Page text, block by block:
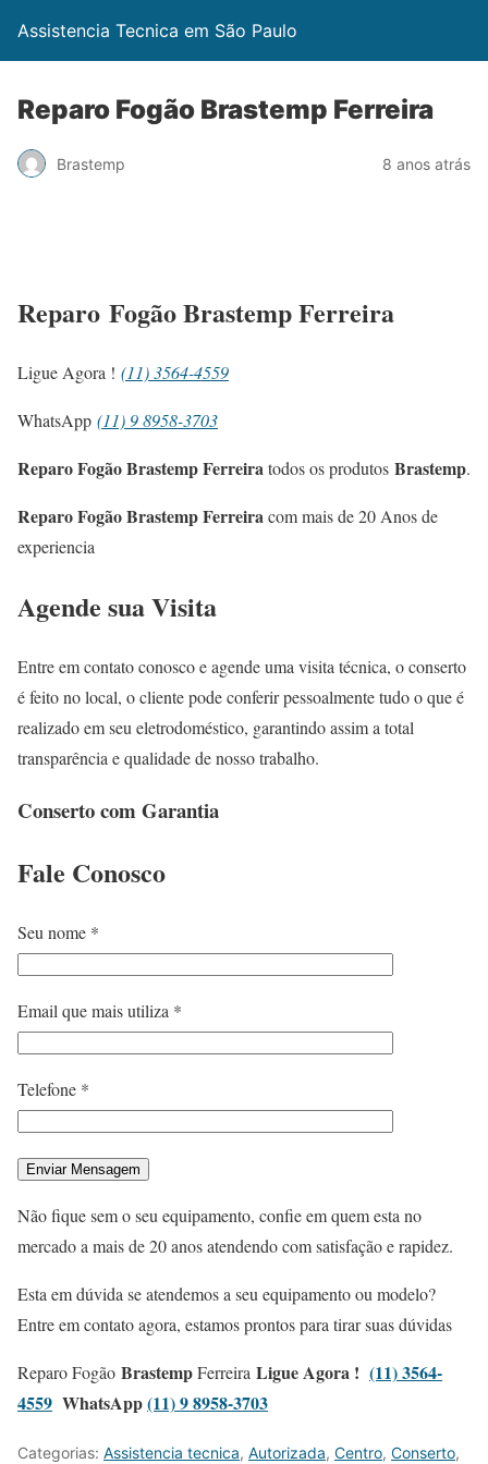
Assistencia Tecnica em São Paulo
Reparo Fogão Brastemp Ferreira
Brastemp 8 anos atrás
Reparo Fogão Brastemp Ferreira
Ligue Agora ! (11) 3564-4559
WhatsApp (11) 9 8958-3703
Reparo Fogão Brastemp Ferreiratodos os produtos Brastemp.
Reparo Fogão Brastemp Ferreiracom mais de 20 Anos de
experiencia
Agende sua Visita
Entre em contato conosco e agende uma visita técnica, o conserto
é feito no local, o cliente pode conferir pessoalmente tudo o que é
realizado em seu eletrodoméstico, garantindo assim a total
transparência e qualidade de nosso trabalho.
Conserto com Garantia
Fale Conosco
Seu nome *
Email que mais utiliza *
Telefone *
Não fique sem o seu equipamento, confie em quem esta no
mercado a mais de 20 anos atendendo com satisfação e rapidez.
Esta em dúvida se atendemos a seu equipamento ou modelo?
Entre em contato agora, estamos prontos para tirar suas dúvidas
Reparo Fogão BrastempFerreira Ligue Agora ! (11) 3564-
4559 WhatsApp(11) 9 8958-3703
Categorias: Assistencia tecnica, Autorizada, Centro, Conserto,